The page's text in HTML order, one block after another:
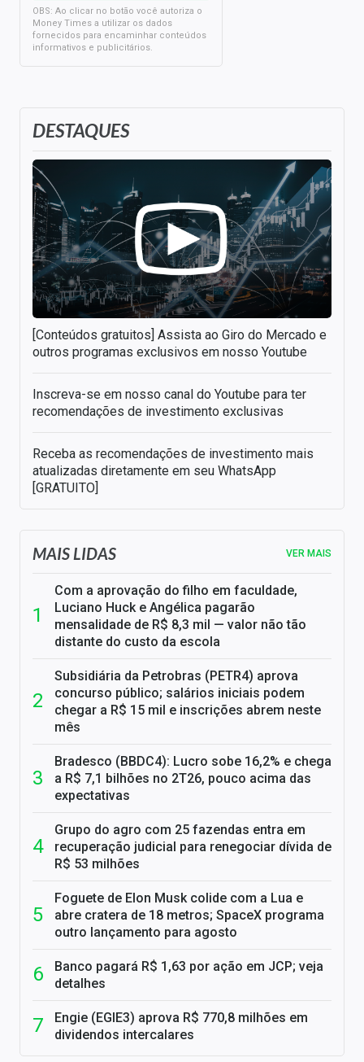
DESTAQUES
[Conteúdos gratuitos] Assista ao Giro do Mercado e
outros programas exclusivos em nosso Youtube
Inscreva-se em nosso canal do Youtube para ter
recomendações de investimento exclusivas
Receba as recomendações de investimento mais
atualizadas diretamente em seu WhatsApp
[GRATUITO]
OBS: Ao clicar no botão você autoriza o
Money Times a utilizar os dados
fornecidos para encaminhar conteúdos
informativos e publicitários.
MAIS LIDAS VER MAIS
Com a aprovação do filho em faculdade,
Luciano Huck e Angélica pagarão
mensalidade de R$ 8,3 mil — valor não tão
distante do custo da escola
Subsidiária da Petrobras (PETR4) aprova
concurso público; salários iniciais podem
chegar a R$ 15 mil e inscrições abrem neste
mês
Bradesco (BBDC4): Lucro sobe 16,2% e chega
a R$ 7,1 bilhões no 2T26, pouco acima das
expectativas
Grupo do agro com 25 fazendas entra em
recuperação judicial para renegociar dívida de
R$ 53 milhões
Foguete de Elon Musk colide com a Lua e
abre cratera de 18 metros; SpaceX programa
outro lançamento para agosto
Banco pagará R$ 1,63 por ação em JCP; veja
detalhes
Engie (EGIE3) aprova R$ 770,8 milhões em
dividendos intercalares